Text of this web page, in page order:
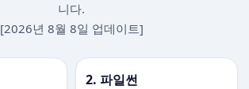
니다.
[2026년 8월 8일 업데이트]
2. 파일썬